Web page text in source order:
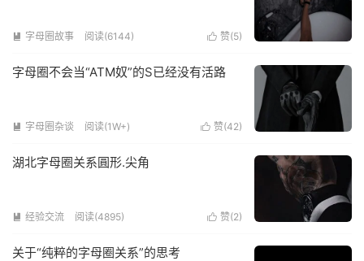
 赞(5)
 字母圈故事 阅读(6144)
字母圈不会当“ATM奴”的S已经没有活路
 赞(42)
 字母圈杂谈 阅读(1W+)
湖北字母圈关系圓形.尖角
 赞(2)
 经验交流 阅读(4895)
关于“纯粹的字母圈关系”的思考